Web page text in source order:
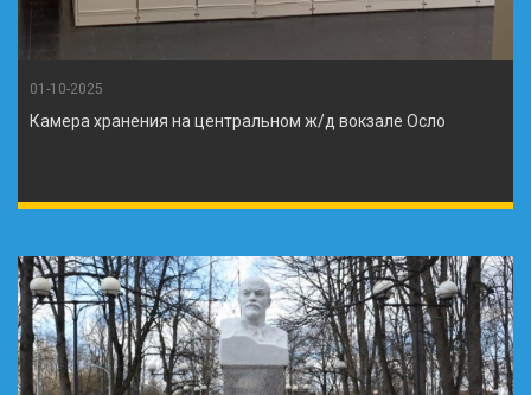
01-10-2025
Камера хранения на центральном ж/д вокзале Осло